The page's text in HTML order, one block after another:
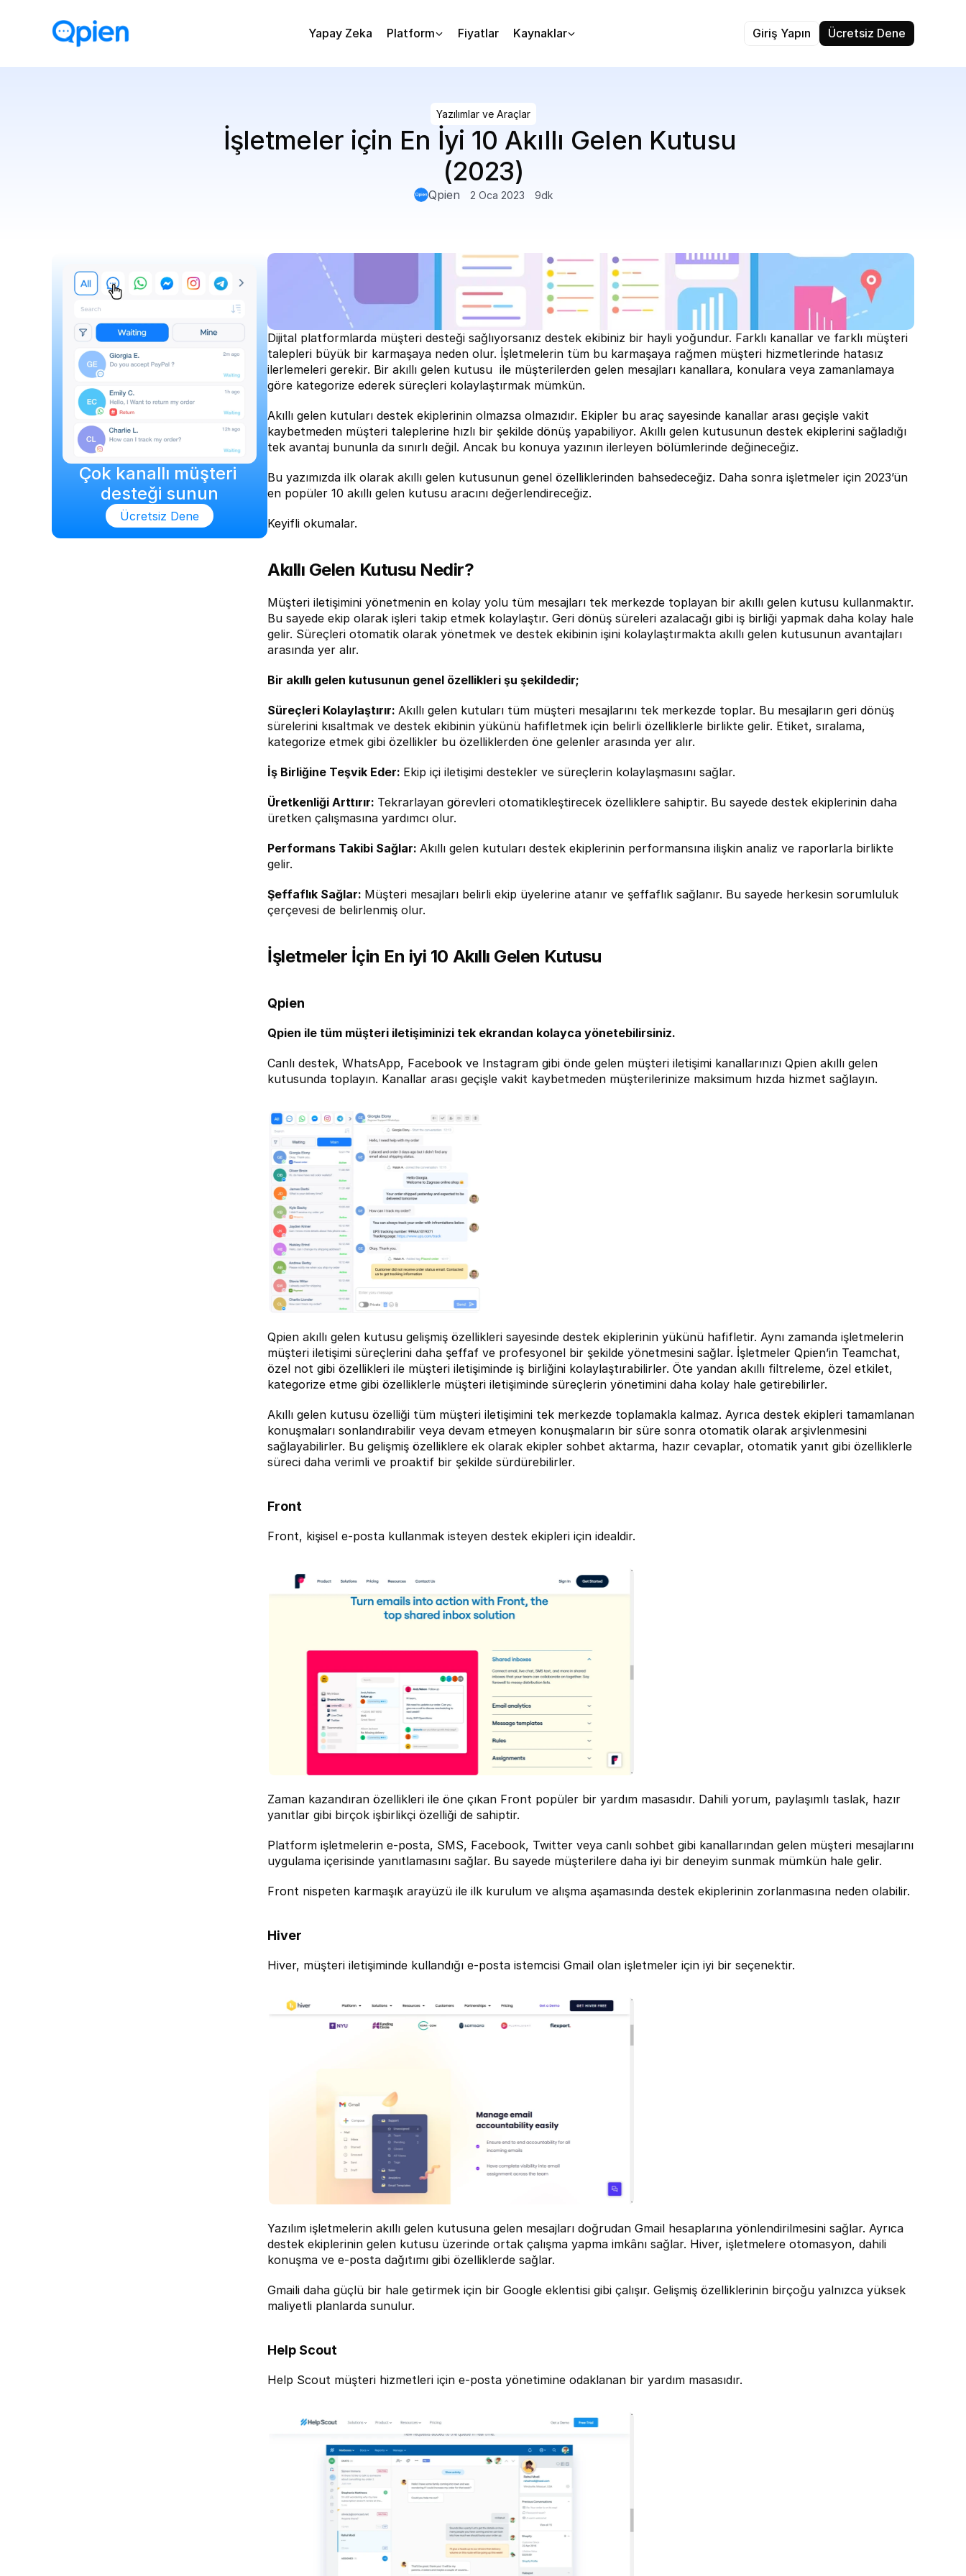
Yapay Zeka Platform Fiyatlar Kaynaklar Giriş Yapın Ücretsiz Dene
Yazılımlar ve Araçlar
İşletmeler için En İyi 10 Akıllı Gelen Kutusu
(2023)
Qpien 2 Oca 2023 9dk
Çok kanallı müşteri
desteği sunun
Ücretsiz Dene
Dijital platformlarda müşteri desteği sağlıyorsanız destek ekibiniz bir hayli yoğundur. Farklı kanallar ve farklı müşteri
talepleri büyük bir karmaşaya neden olur. İşletmelerin tüm bu karmaşaya rağmen müşteri hizmetlerinde hatasız
ilerlemeleri gerekir. Bir akıllı gelen kutusu  ile müşterilerden gelen mesajları kanallara, konulara veya zamanlamaya
göre kategorize ederek süreçleri kolaylaştırmak mümkün.
Akıllı gelen kutuları destek ekiplerinin olmazsa olmazıdır. Ekipler bu araç sayesinde kanallar arası geçişle vakit
kaybetmeden müşteri taleplerine hızlı bir şekilde dönüş yapabiliyor. Akıllı gelen kutusunun destek ekiplerini sağladığı
tek avantaj bununla da sınırlı değil. Ancak bu konuya yazının ilerleyen bölümlerinde değineceğiz.
Bu yazımızda ilk olarak akıllı gelen kutusunun genel özelliklerinden bahsedeceğiz. Daha sonra işletmeler için 2023’ün
en popüler 10 akıllı gelen kutusu aracını değerlendireceğiz.
Keyifli okumalar.
Akıllı Gelen Kutusu Nedir?
Müşteri iletişimini yönetmenin en kolay yolu tüm mesajları tek merkezde toplayan bir akıllı gelen kutusu kullanmaktır.
Bu sayede ekip olarak işleri takip etmek kolaylaştır. Geri dönüş süreleri azalacağı gibi iş birliği yapmak daha kolay hale
gelir. Süreçleri otomatik olarak yönetmek ve destek ekibinin işini kolaylaştırmakta akıllı gelen kutusunun avantajları
arasında yer alır.
Bir akıllı gelen kutusunun genel özellikleri şu şekildedir;
Süreçleri Kolaylaştırır: Akıllı gelen kutuları tüm müşteri mesajlarını tek merkezde toplar. Bu mesajların geri dönüş
sürelerini kısaltmak ve destek ekibinin yükünü hafifletmek için belirli özelliklerle birlikte gelir. Etiket, sıralama,
kategorize etmek gibi özellikler bu özelliklerden öne gelenler arasında yer alır.
İş Birliğine Teşvik Eder: Ekip içi iletişimi destekler ve süreçlerin kolaylaşmasını sağlar.
Üretkenliği Arttırır: Tekrarlayan görevleri otomatikleştirecek özelliklere sahiptir. Bu sayede destek ekiplerinin daha
üretken çalışmasına yardımcı olur.
Performans Takibi Sağlar: Akıllı gelen kutuları destek ekiplerinin performansına ilişkin analiz ve raporlarla birlikte
gelir.
Şeffaflık Sağlar: Müşteri mesajları belirli ekip üyelerine atanır ve şeffaflık sağlanır. Bu sayede herkesin sorumluluk
çerçevesi de belirlenmiş olur.
İşletmeler İçin En iyi 10 Akıllı Gelen Kutusu
Qpien
Qpien ile tüm müşteri iletişiminizi tek ekrandan kolayca yönetebilirsiniz.
Canlı destek, WhatsApp, Facebook ve Instagram gibi önde gelen müşteri iletişimi kanallarınızı Qpien akıllı gelen
kutusunda toplayın. Kanallar arası geçişle vakit kaybetmeden müşterilerinize maksimum hızda hizmet sağlayın.
Qpien akıllı gelen kutusu gelişmiş özellikleri sayesinde destek ekiplerinin yükünü hafifletir. Aynı zamanda işletmelerin
müşteri iletişimi süreçlerini daha şeffaf ve profesyonel bir şekilde yönetmesini sağlar. İşletmeler Qpien’in Teamchat,
özel not gibi özellikleri ile müşteri iletişiminde iş birliğini kolaylaştırabilirler. Öte yandan akıllı filtreleme, özel etkilet,
kategorize etme gibi özelliklerle müşteri iletişiminde süreçlerin yönetimini daha kolay hale getirebilirler.
Akıllı gelen kutusu özelliği tüm müşteri iletişimini tek merkezde toplamakla kalmaz. Ayrıca destek ekipleri tamamlanan
konuşmaları sonlandırabilir veya devam etmeyen konuşmaların bir süre sonra otomatik olarak arşivlenmesini
sağlayabilirler. Bu gelişmiş özelliklere ek olarak ekipler sohbet aktarma, hazır cevaplar, otomatik yanıt gibi özelliklerle
süreci daha verimli ve proaktif bir şekilde sürdürebilirler.
Front
Front, kişisel e-posta kullanmak isteyen destek ekipleri için idealdir.
Zaman kazandıran özellikleri ile öne çıkan Front popüler bir yardım masasıdır. Dahili yorum, paylaşımlı taslak, hazır
yanıtlar gibi birçok işbirlikçi özelliği de sahiptir.
Platform işletmelerin e-posta, SMS, Facebook, Twitter veya canlı sohbet gibi kanallarından gelen müşteri mesajlarını
uygulama içerisinde yanıtlamasını sağlar. Bu sayede müşterilere daha iyi bir deneyim sunmak mümkün hale gelir.
Front nispeten karmaşık arayüzü ile ilk kurulum ve alışma aşamasında destek ekiplerinin zorlanmasına neden olabilir.
Hiver
Hiver, müşteri iletişiminde kullandığı e-posta istemcisi Gmail olan işletmeler için iyi bir seçenektir.
Yazılım işletmelerin akıllı gelen kutusuna gelen mesajları doğrudan Gmail hesaplarına yönlendirilmesini sağlar. Ayrıca
destek ekiplerinin gelen kutusu üzerinde ortak çalışma yapma imkânı sağlar. Hiver, işletmelere otomasyon, dahili
konuşma ve e-posta dağıtımı gibi özelliklerde sağlar.
Gmaili daha güçlü bir hale getirmek için bir Google eklentisi gibi çalışır. Gelişmiş özelliklerinin birçoğu yalnızca yüksek
maliyetli planlarda sunulur.
Help Scout
Help Scout müşteri hizmetleri için e-posta yönetimine odaklanan bir yardım masasıdır.